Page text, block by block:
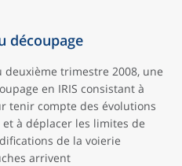
découpage
deuxième trimestre 2008, une
en IRIS consistant à
tenir compte des évolutions
à déplacer les limites de
de la voierie
arrivent